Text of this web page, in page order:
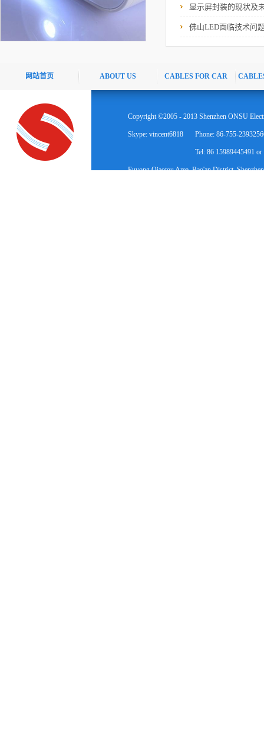
显示屏封装的现状及
佛山LED面临技术问
网站首页 ABOUT US CABLES FOR CAR
Skype: vincent6818 Phone: 86-755-
Tel: 86 15989445491
Fuyong Qiaotou Area, Bao'an District,
Copyright ©2005 - 2013 Shenzhen ONSU